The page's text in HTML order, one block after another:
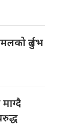
दुर्लभ
माग्दै